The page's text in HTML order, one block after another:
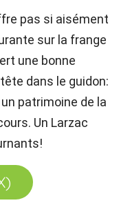
pas si aisément
sur la frange
une bonne
dans le guidon:
patrimoine de la
Un Larzac